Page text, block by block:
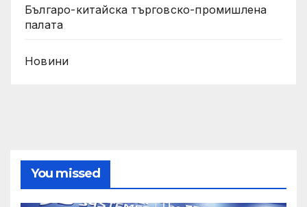
Българо-китайска търговско-промишлена
палата
Новини
You missed